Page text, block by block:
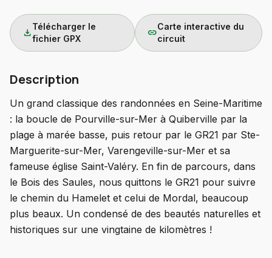
download
Télécharger le
fichier GPX
link
Carte interactive du
circuit
Description
Un grand classique des randonnées en Seine-Maritime
: la boucle de Pourville-sur-Mer à Quiberville par la
plage à marée basse, puis retour par le GR21 par Ste-
Marguerite-sur-Mer, Varengeville-sur-Mer et sa
fameuse église Saint-Valéry. En fin de parcours, dans
le Bois des Saules, nous quittons le GR21 pour suivre
le chemin du Hamelet et celui de Mordal, beaucoup
plus beaux. Un condensé de des beautés naturelles et
historiques sur une vingtaine de kilomètres !